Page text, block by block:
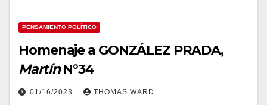
PENSAMIENTO POLÍTICO
Homenaje a GONZÁLEZ PRADA,
MartínN°34
01/16/2023 THOMAS WARD